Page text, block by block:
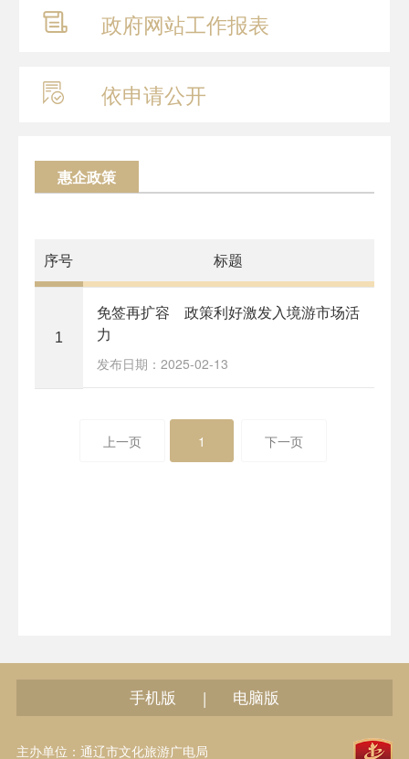
政府网站工作报表
依申请公开
惠企政策
序号 标题
1
免签再扩容 政策利好激发入境游市场活
力
发布日期：2025-02-13
上一页 1 下一页
手机版 | 电脑版
主办单位：通辽市文化旅游广电局